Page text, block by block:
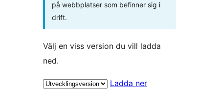
på webbplatser som befinner sig i
drift.
Välj en viss version du vill ladda
ned.
Ladda ner